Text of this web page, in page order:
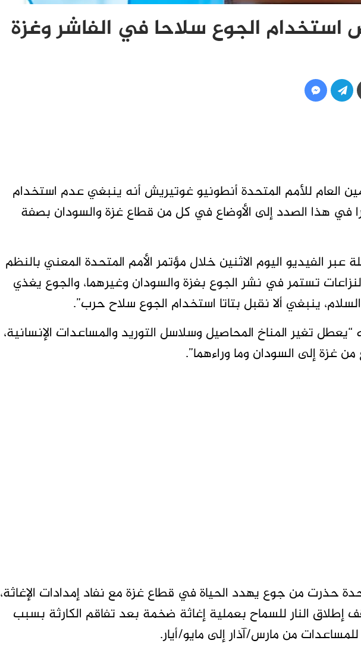
الجوع سلاحا في الفاشر وغزة
العام للأمم المتحدة أنطونيو غوتيريش أنه ينبغي عدم استخدام
في هذا الصدد إلى الأوضاع في كل من قطاع غزة والسودان بصفة
الفيديو اليوم الاثنين خلال مؤتمر الأمم المتحدة المعني بالنظم
تستمر في نشر الجوع بغزة والسودان وغيرهما، والجوع يغذي
ينبغي ألا نقبل بتاتا استخدام الجوع سلاح حرب”.
تغير المناخ المحاصيل وسلاسل التوريد والمساعدات الإنسانية،
غزة إلى السودان وما وراءهما”.
حذرت من جوع يهدد الحياة في قطاع غزة مع نفاد إمدادات الإغاثة،
إطلاق النار للسماح بعملية إغاثة ضخمة بعد تفاقم الكارثة بسبب
للمساعدات من مارس/آذار إلى مايو/أيار.